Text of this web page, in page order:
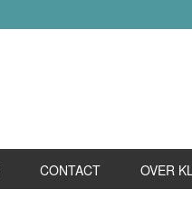
CONTACT OVER